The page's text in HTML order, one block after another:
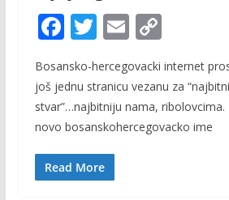
F
ac
e
b
o
o
k
T
itt
er
E
m
ai
l
C
p
y
Li
Bosansko-hercegovacki internet
još jednu stranicu vezanu za
stvar”…najbitniju nama, ribolovcima.
novo bosanskohercegovacko ime
Read More